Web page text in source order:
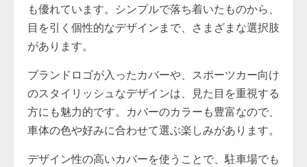
も優れています。シンプルで落ち着いたものから、
目を引く個性的なデザインまで、さまざまな選択肢
があります。
ブランドロゴが入ったカバーや、スポーツカー向け
のスタイリッシュなデザインは、見た目を重視する
方にも魅力的です。カバーのカラーも豊富なので、
車体の色や好みに合わせて選ぶ楽しみがあります。
デザイン性の高いカバーを使うことで、駐車場でも